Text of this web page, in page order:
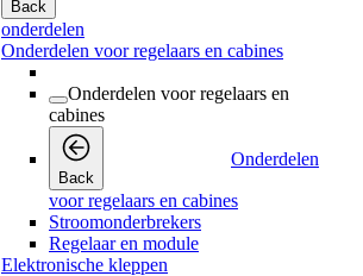
Back
onderdelen
Onderdelen voor regelaars en cabines
Onderdelen voor regelaars en
cabines
Back
Onderdelen
voor regelaars en cabines
Stroomonderbrekers
Regelaar en module
Elektronische kleppen